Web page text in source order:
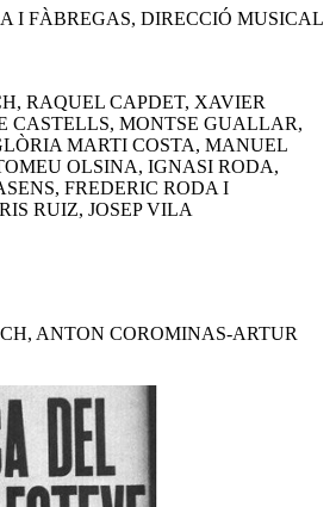
I FÀBREGAS, DIRECCIÓ MUSICAL
RAQUEL CAPDET, XAVIER
CASTELLS, MONTSE GUALLAR,
MARTI COSTA, MANUEL
OLSINA, IGNASI RODA,
FREDERIC RODA I
RUIZ, JOSEP VILA
ANTON COROMINAS-ARTUR